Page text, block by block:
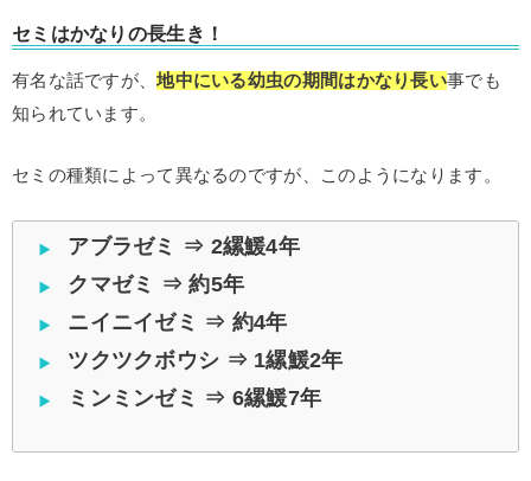
セミはかなりの長生き！
有名な話ですが、地中にいる幼虫の期間はかなり長い事でも
知られています。
セミの種類によって異なるのですが、このようになります。
アブラゼミ ⇒ 2縲鰀4年
クマゼミ ⇒ 約5年
ニイニイゼミ ⇒ 約4年
ツクツクボウシ ⇒ 1縲鰀2年
ミンミンゼミ ⇒ 6縲鰀7年